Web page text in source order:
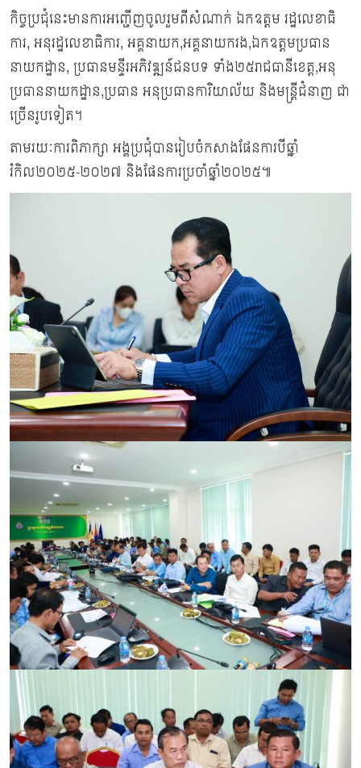
កិច្ចប្រជុំនេះមានការអញ្ជើញចូលរួមពីសំណាក់ ឯកឧត្តម រដ្ឋលេខាធិ
ការ, អនុរដ្ឋលេខាធិការ, អគ្គនាយក,អគ្គនាយករង,ឯកឧត្តមប្រធាន
នាយកដ្ឋាន, ប្រធានមន្ទីរអភិវឌ្ឍន៍ជនបទ ទាំង២៥រាជធានីខេត្ត,អនុ
ប្រធាននាយកដ្ឋាន,ប្រធាន អនុប្រធានការិយាល័យ និងមន្រ្តីជំនាញ ជា
ច្រើនរូបទៀត។
តាមរយៈការពិភាក្សា អង្គប្រជុំបានរៀបចំកសាងផែនការបីឆ្នាំ
រំកិល២០២៥-២០២៧ និងផែនការប្រចាំឆ្នាំ២០២៥៕